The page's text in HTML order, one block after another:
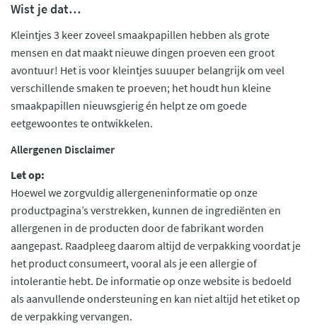
Wist je dat…
Kleintjes 3 keer zoveel smaakpapillen hebben als grote
mensen en dat maakt nieuwe dingen proeven een groot
avontuur! Het is voor kleintjes suuuper belangrijk om veel
verschillende smaken te proeven; het houdt hun kleine
smaakpapillen nieuwsgierig én helpt ze om goede
eetgewoontes te ontwikkelen.
Allergenen Disclaimer
Let op:
Hoewel we zorgvuldig allergeneninformatie op onze
productpagina’s verstrekken, kunnen de ingrediënten en
allergenen in de producten door de fabrikant worden
aangepast. Raadpleeg daarom altijd de verpakking voordat je
het product consumeert, vooral als je een allergie of
intolerantie hebt. De informatie op onze website is bedoeld
als aanvullende ondersteuning en kan niet altijd het etiket op
de verpakking vervangen.